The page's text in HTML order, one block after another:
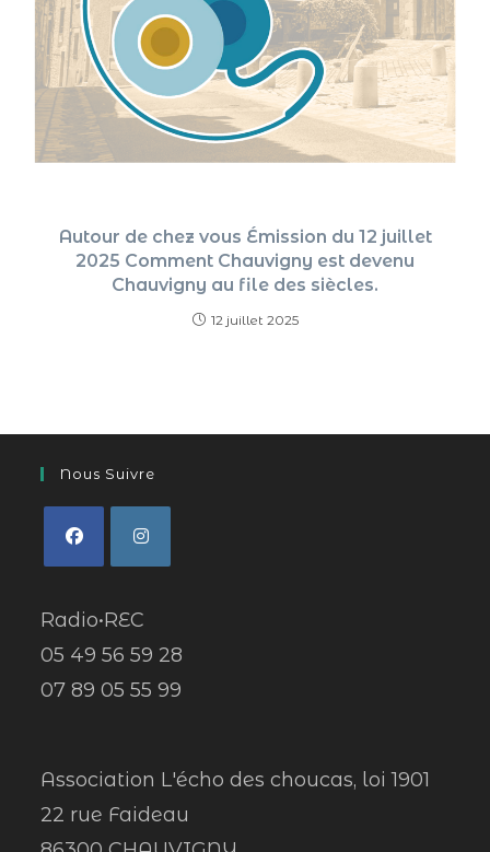
Autour de chez vous Émission du 12 juillet
2025 Comment Chauvigny est devenu
Chauvigny au file des siècles.
12 juillet 2025
Nous Suivre
Radio•REC
05 49 56 59 28
07 89 05 55 99
Association L'écho des choucas, loi 1901
22 rue Faideau